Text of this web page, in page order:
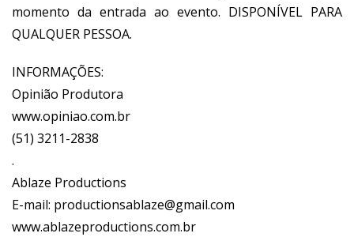
momento da entrada ao evento. DISPONÍVEL PARA
QUALQUER PESSOA.
INFORMAÇÕES:
Opinião Produtora
www.opiniao.com.br
(51) 3211-2838
.
Ablaze Productions
E-mail: productionsablaze@gmail.com
www.ablazeproductions.com.br